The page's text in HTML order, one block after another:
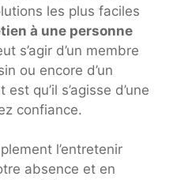
les plus faciles
à une personne
s’agir d’un membre
ou encore d’un
qu’il s’agisse d’une
confiance.
l’entretenir
absence et en